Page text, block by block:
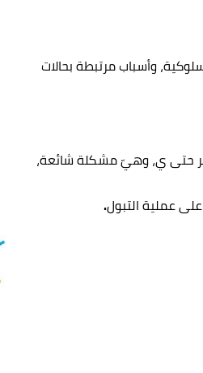
وأسباب مرتبطة بحالات
حتى ي، وهيّ مشكلة شائعة،
عملية التبول.